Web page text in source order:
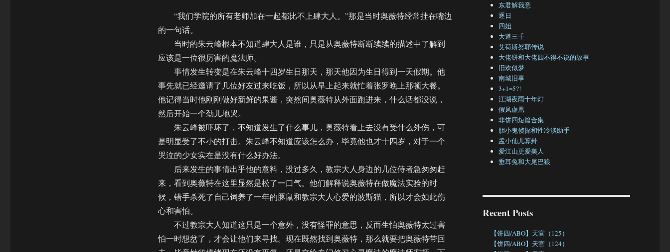
“我们学院的所有老师加在一起都比不上肆大人。”那是当时奥薇特经常挂在嘴边
的一句话。
当时的朱云峰根本不知道肆大人是谁，只是从奥薇特断断续续的描述中了解到
应该是一位很厉害的魔法师。
事情发生转变是在朱云峰十四岁生日那天，那天他因为生日得到一天假期。他
事先就已经邀请了几位好友过来吃饭，所以从早上起来就忙着张罗晚上那顿大餐。
他记得当时他刚刚做好新鲜的果酱，突然间奥薇特从外面跑进来，什么话都没说，
然后开始一个劲儿地哭。
朱云峰被吓坏了，不知道发生了什么事儿，奥薇特看上去没有受什么外伤，可
是明显受了不小的打击。朱云峰不知道应该怎么办，毕竟他也才十四岁，对于一个
哭泣的少女实在是没有什么好办法。
后来发生的事情出乎他的意料，没过多久，教宗大人身边的几位侍者急匆匆赶
来，看到奥薇特在这里显然是松了一口气。他们解释说奥薇特在做魔法实验的时
候，错手杀死了自己饲养了一年的豚鼠和教宗大人心爱的波斯猫，所以才会如此伤
心和害怕。
不过教宗大人知道这只是一个意外，没有怪罪的意思，反而生怕奥薇特太过害
怕一时想岔了，才会让他们来寻找。现在既然找到奥薇特，那么就要把奥薇特带回
东君解我意
逐日
四姐
大道三千
艾荷斯努耶传说
大佬饼和大佬四不得不说的故事
旧欢似梦
南城旧事
3+1=5?!
江湖夜雨十年灯
假凤虚凰
非饼四短篇合集
胆小鬼侦探和性冷淡助手
孟小仙儿算卦
爱江山更爱美人
垂耳兔和大尾巴狼
Recent Posts
【饼四/ABO】天官（125）
【饼四/ABO】天官（124）